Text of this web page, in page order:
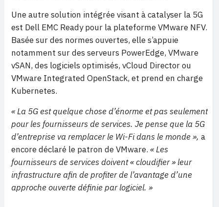
Une autre solution intégrée visant à catalyser la 5G
est Dell EMC Ready pour la plateforme VMware NFV.
Basée sur des normes ouvertes, elle s’appuie
notamment sur des serveurs PowerEdge, VMware
vSAN, des logiciels optimisés, vCloud Director ou
VMware Integrated OpenStack, et prend en charge
Kubernetes.
« La 5G est quelque chose d’énorme et pas seulement
pour les fournisseurs de services. Je pense que la 5G
d’entreprise va remplacer le Wi-Fi dans le monde », a
encore déclaré le patron de VMware. « Les
fournisseurs de services doivent « cloudifier » leur
infrastructure afin de profiter de l’avantage d’une
approche ouverte définie par logiciel. »